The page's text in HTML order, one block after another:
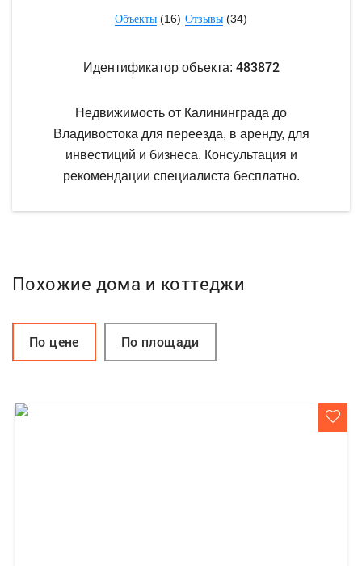
Объекты (16) Отзывы (34)
Идентификатор объекта: 483872
Недвижимость от Калининграда до
Владивостока для переезда, в аренду, для
инвестиций и бизнеса. Консультация и
рекомендации специалиста бесплатно.
Похожие дома и коттеджи
По цене По площади